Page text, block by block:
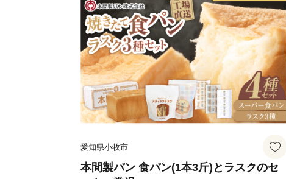
愛知県小牧市
本間製パン 食パン(1本3斤)とラスクのセ